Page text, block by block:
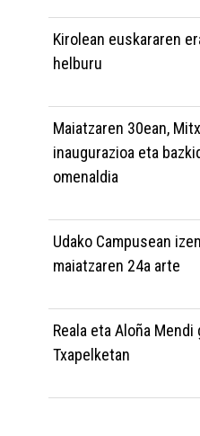
Kirolean euskararen
helburu
Maiatzaren 30ean,
inaugurazioa eta
omenaldia
Udako Campusean
maiatzaren 24a arte
Reala eta Aloña Mendi
Txapelketan